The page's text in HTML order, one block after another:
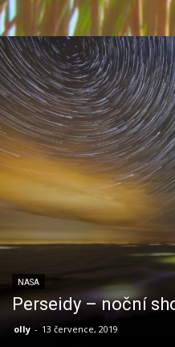
NASA
Perseidy – noční
olly - 13 července, 2019